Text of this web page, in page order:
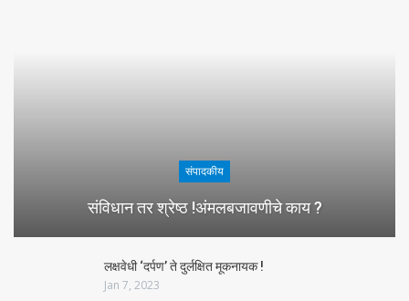
संपादकीय
संविधान तर श्रेष्ठ !अंमलबजावणीचे काय ?
लक्षवेधी ‘दर्पण’ ते दुर्लक्षित मूकनायक !
Jan 7, 2023